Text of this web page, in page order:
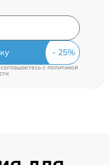
cполитикой